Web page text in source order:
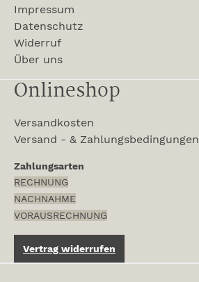
Impressum
Datenschutz
Widerruf
Über uns
Onlineshop
Versandkosten
Versand - & Zahlungsbedingungen
Zahlungsarten
RECHNUNG
NACHNAHME
VORAUSRECHNUNG
Vertrag widerrufen